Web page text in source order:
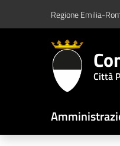
Vai al contenuto
Vai al footerRegione Emilia-
Città